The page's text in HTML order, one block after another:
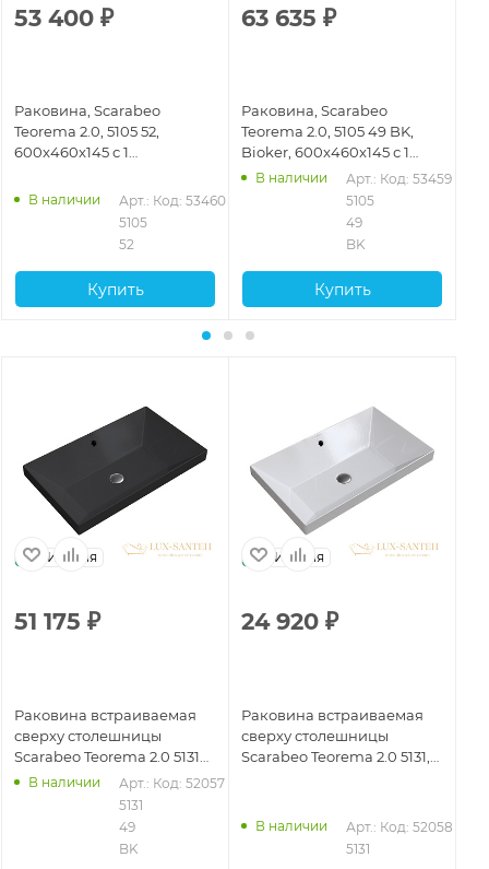
53 400 ₽
Раковина, Scarabeo
Teorema 2.0, 5105 52,
600x460x145 с 1
и с переливом, Sand
В наличии
Арт.:
5105
52
Код: 53460
Купить
63 635 ₽
Раковина, Scarabeo
Teorema 2.0, 5105 49 BK,
Bioker, 600x460x145 с 1
отверстием для смесителя
и с переливом, Ardesia
В наличии
Арт.:
5105
49
BK
Код: 53459
Купить
Италия
51 175 ₽
Раковина встраиваемая
сверху столешницы
Scarabeo Teorema 2.0 5131
49 BK, Bioker, 600x360x170
без отверстия для
смесителя, с переливом,
В наличии
Арт.:
5131
49
BK
Код: 52057
Италия
24 920 ₽
Раковина встраиваемая
сверху столешницы
Scarabeo Teorema 2.0 5131,
белый глянцевый
В наличии
Арт.:
5131
Код: 52058